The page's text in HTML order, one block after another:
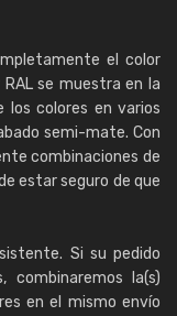
el color
se muestra en la
los colores en varios
semi-mate. Con
combinaciones de
estar seguro de que
Si su pedido
la(s)
en el mismo envío